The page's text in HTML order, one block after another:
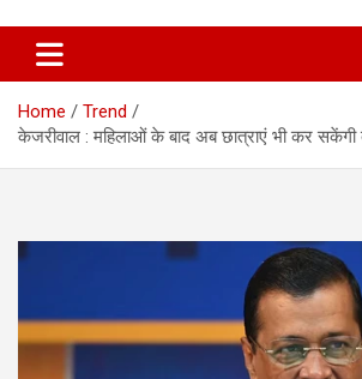
Home
Trend
केजरीवाल : महिलाओं के बाद अब छात्राएं भी कर सकेंगी